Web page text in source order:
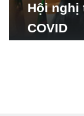
Hội nghị
COVID